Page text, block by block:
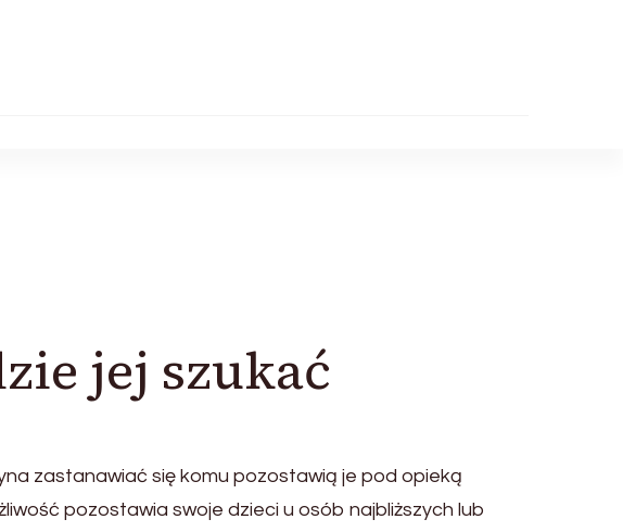
jej szukać
zastanawiać się komu pozostawią je pod opieką
pozostawia swoje dzieci u osób najbliższych lub